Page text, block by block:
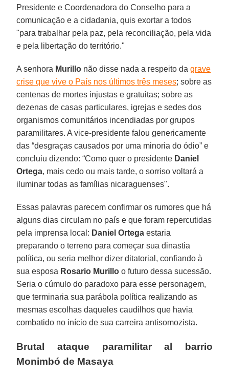
Presidente e Coordenadora do Conselho para a
comunicação e a cidadania, quis exortar a todos
"para trabalhar pela paz, pela reconciliação, pela vida
e pela libertação do território."
A senhora Murillo não disse nada a respeito dagrave
crise que vive o País nos últimos três meses; sobre as
centenas de mortes injustas e gratuitas; sobre as
dezenas de casas particulares, igrejas e sedes dos
organismos comunitários incendiadas por grupos
paramilitares. A vice-presidente falou genericamente
das “desgraças causados por uma minoria do ódio” e
concluiu dizendo: “Como quer o presidente Daniel
Ortega, mais cedo ou mais tarde, o sorriso voltará a
iluminar todas as famílias nicaraguenses".
Essas palavras parecem confirmar os rumores que há
alguns dias circulam no país e que foram repercutidas
pela imprensa local: Daniel Ortega estaria
preparando o terreno para começar sua dinastia
política, ou seria melhor dizer ditatorial, confiando à
sua esposa Rosario Murillo o futuro dessa sucessão.
Seria o cúmulo do paradoxo para esse personagem,
que terminaria sua parábola política realizando as
mesmas escolhas daqueles caudilhos que havia
combatido no início de sua carreira antisomozista.
Brutal ataque paramilitar al barrio
Monimbó de Masaya